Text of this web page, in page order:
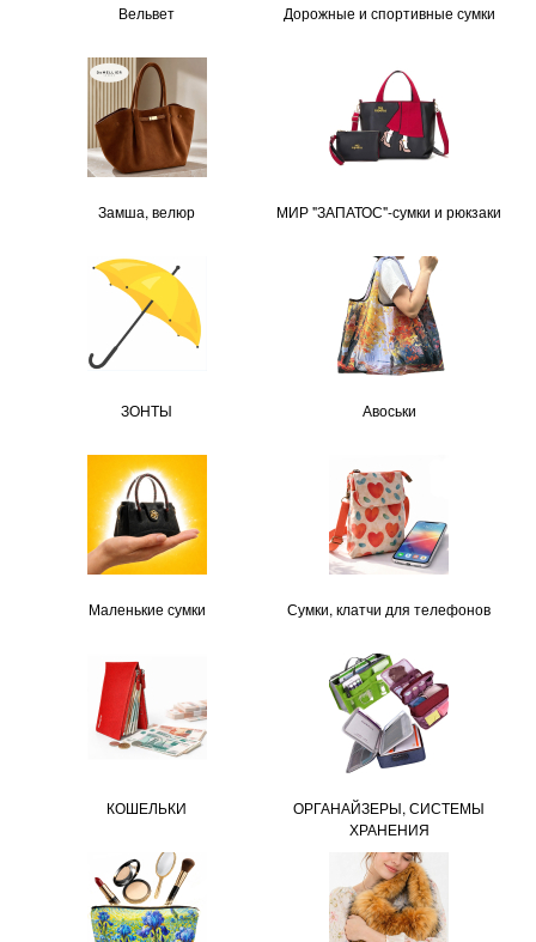
Вельвет Дорожные и спортивные сумки
Замша, велюр МИР "ЗАПАТОС"-сумки и рюкзаки
ЗОНТЫ Авоськи
Маленькие сумки Сумки, клатчи для телефонов
КОШЕЛЬКИ
ОРГАНАЙЗЕРЫ, СИСТЕМЫ
ХРАНЕНИЯ